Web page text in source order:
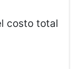
costo total